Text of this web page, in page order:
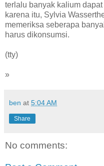
terlalu banyak kalium
karena itu, Sylvia
memeriksa seberapa
harus dikonsumsi.
(tty)
»
ben at 5:04 AM
Share
No comments: